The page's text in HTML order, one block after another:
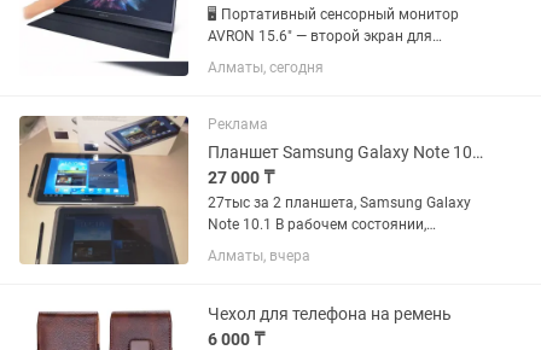
🖥 Портативный сенсорный монитор
AVRON 15.6" — второй экран для
работы, игр и смартфона! Нужен
дополнительный экран, который
AVRON 15.6" легко подключается к...
Алматы, сегодня
Реклама
Планшет Samsung Galaxy Note 10.1
27 000 ₸
27тыс за 2 планшета, Samsung Galaxy
Note 10.1 В рабочем состоянии,
Стилусы есть. Один планшет с чехлом.
Самовывоз!
Алматы, вчера
Чехол для телефона на ремень
6 000 ₸